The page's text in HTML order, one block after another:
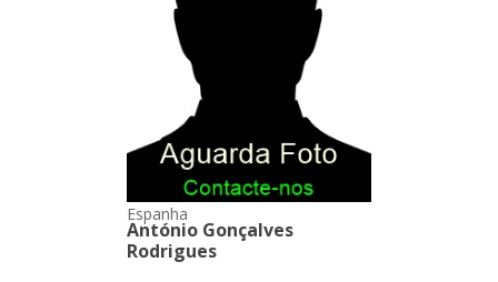
Espanha
António Gonçalves
Rodrigues